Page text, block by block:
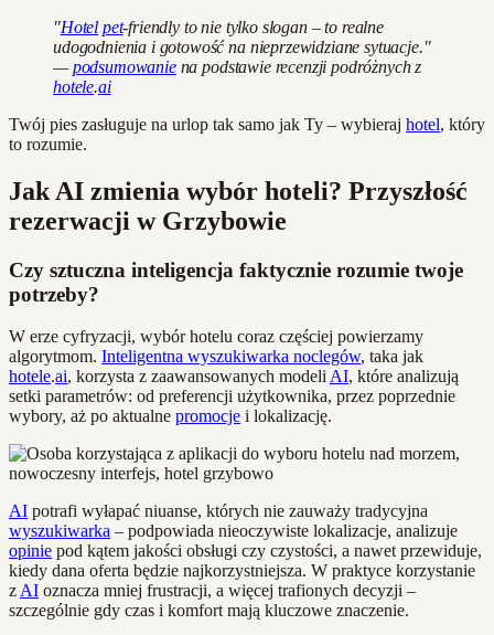
"Hotel pet-friendly to nie tylko slogan – to realne
udogodnienia i gotowość na nieprzewidziane sytuacje."
—podsumowaniena podstawie recenzji podróżnych z
hotele.ai
Twój pies zasługuje na urlop tak samo jak Ty – wybieraj hotel, który
to rozumie.
Jak AI zmienia wybór hoteli? Przyszłość
rezerwacji w Grzybowie
Czy sztuczna inteligencja faktycznie rozumie twoje
potrzeby?
W erze cyfryzacji, wybór hotelu coraz częściej powierzamy
algorytmom. Inteligentna wyszukiwarka noclegów, taka jak
hotele.ai, korzysta z zaawansowanych modeliAI, które analizują
setki parametrów: od preferencji użytkownika, przez poprzednie
wybory, aż po aktualne promocje i lokalizację.
AI potrafi wyłapać niuanse, których nie zauważy tradycyjna
wyszukiwarka – podpowiada nieoczywiste lokalizacje, analizuje
opinie pod kątem jakości obsługi czy czystości, a nawet przewiduje,
kiedy dana oferta będzie najkorzystniejsza. W praktyce korzystanie
zAI oznacza mniej frustracji, a więcej trafionych decyzji –
szczególnie gdy czas i komfort mają kluczowe znaczenie.